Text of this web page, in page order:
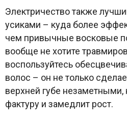
Электричество также
усиками – куда более
чем привычные восковые
вообще не хотите
воспользуйтесь
волос – он не только
верхней губе незаметными,
фактуру и замедлит рост.